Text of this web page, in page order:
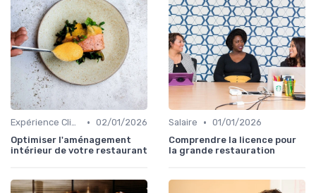
Expérience Client • 02/01/2026
Optimiser l'aménagement
intérieur de votre restaurant
Salaire • 01/01/2026
Comprendre la licence pour
la grande restauration